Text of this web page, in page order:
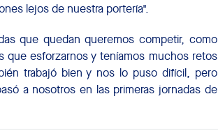
lejos de nuestra portería".
que quedan queremos competir, como
que esforzarnos y teníamos muchos retos
trabajó bien y nos lo puso difícil, pero
a nosotros en las primeras jornadas de